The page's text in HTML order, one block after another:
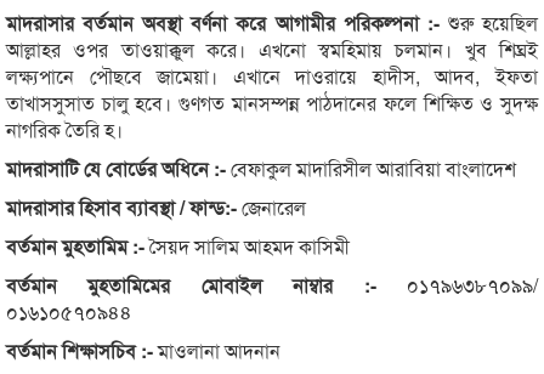
মাদরাসার বর্তমান অবস্থা বর্ণনা করে আগামীর পরিকল্পনা :- শুরু হয়েছিল
আল্লাহর ওপর তাওয়াক্কুল করে। এখনো স্বমহিমায় চলমান। খুব শিঘ্রই
লক্ষ্যপানে পৌছবে জামেয়া। এখানে দাওরায়ে হাদীস, আদব, ইফতা
তাখাসসুসাত চালু হবে। গুণগত মানসম্পন্ন পাঠদানের ফলে শিক্ষিত ও সুদক্ষ
নাগরিক তৈরি হ।
মাদরাসাটি যে বোর্ডের অধিনে :-বেফাকুল মাদারিসীল আরাবিয়া বাংলাদেশ
মাদরাসার হিসাব ব্যাবস্থা / ফান্ড:-জেনারেল
বর্তমান মুহতামিম :-সৈয়দ সালিম আহমদ কাসিমী
বর্তমান মুহতামিমের মোবাইল নাম্বার :-০১৭৯৬৩৮৭০৯৯/
০১৬১০৫৭০৯৪৪
বর্তমান শিক্ষাসচিব :-মাওলানা আদনান